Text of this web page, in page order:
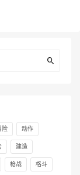
险 动作
建造
枪战 格斗